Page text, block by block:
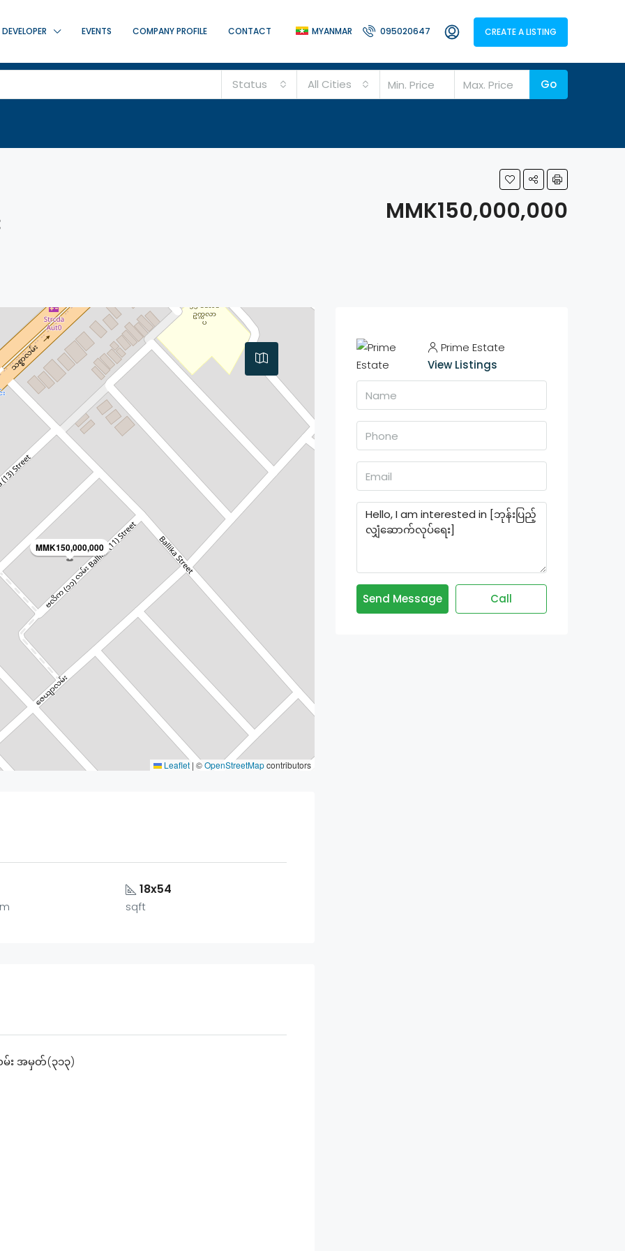
DEVELOPER EVENTS COMPANY PROFILE CONTACT MYANMAR 095020647 CREATE A LISTING
Status All Cities Go
MMK150,000,000
MMK150,000,000
Leaflet | ©OpenStreetMapcontributors
18x54
sqft
း အမှတ်(၃၁၃)
Prime Estate
View Listings
Send Message Call